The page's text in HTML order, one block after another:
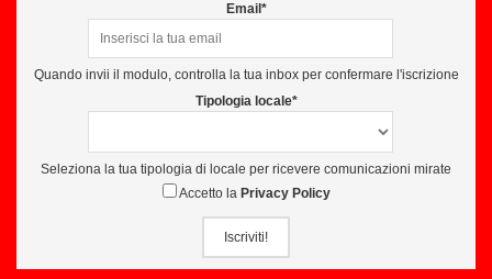
Email*
Quando invii il modulo, controlla la tua inbox per confermare l'iscrizione
Tipologia locale*
Seleziona la tua tipologia di locale per ricevere comunicazioni mirate
Accetto la Privacy Policy
Iscriviti!